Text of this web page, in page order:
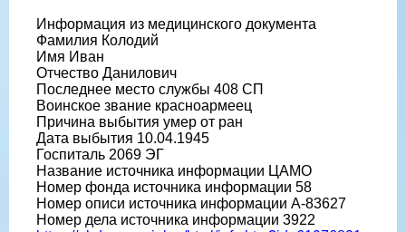
Информация из медицинского документа
Фамилия Колодий
Имя Иван
Отчество Данилович
Последнее место службы 408 СП
Воинское звание красноармеец
Причина выбытия умер от ран
Дата выбытия 10.04.1945
Госпиталь 2069 ЭГ
Название источника информации ЦАМО
Номер фонда источника информации 58
Номер описи источника информации А-83627
Номер дела источника информации 3922